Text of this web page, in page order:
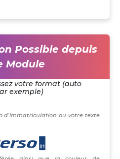
Possible depuis
Module
votre format (auto
exemple)
d’immatriculation ou votre texte